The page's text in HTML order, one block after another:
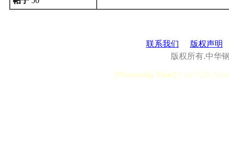
联系我们
版权声明
版权所有.中华
[Processing Time] User:0.28,